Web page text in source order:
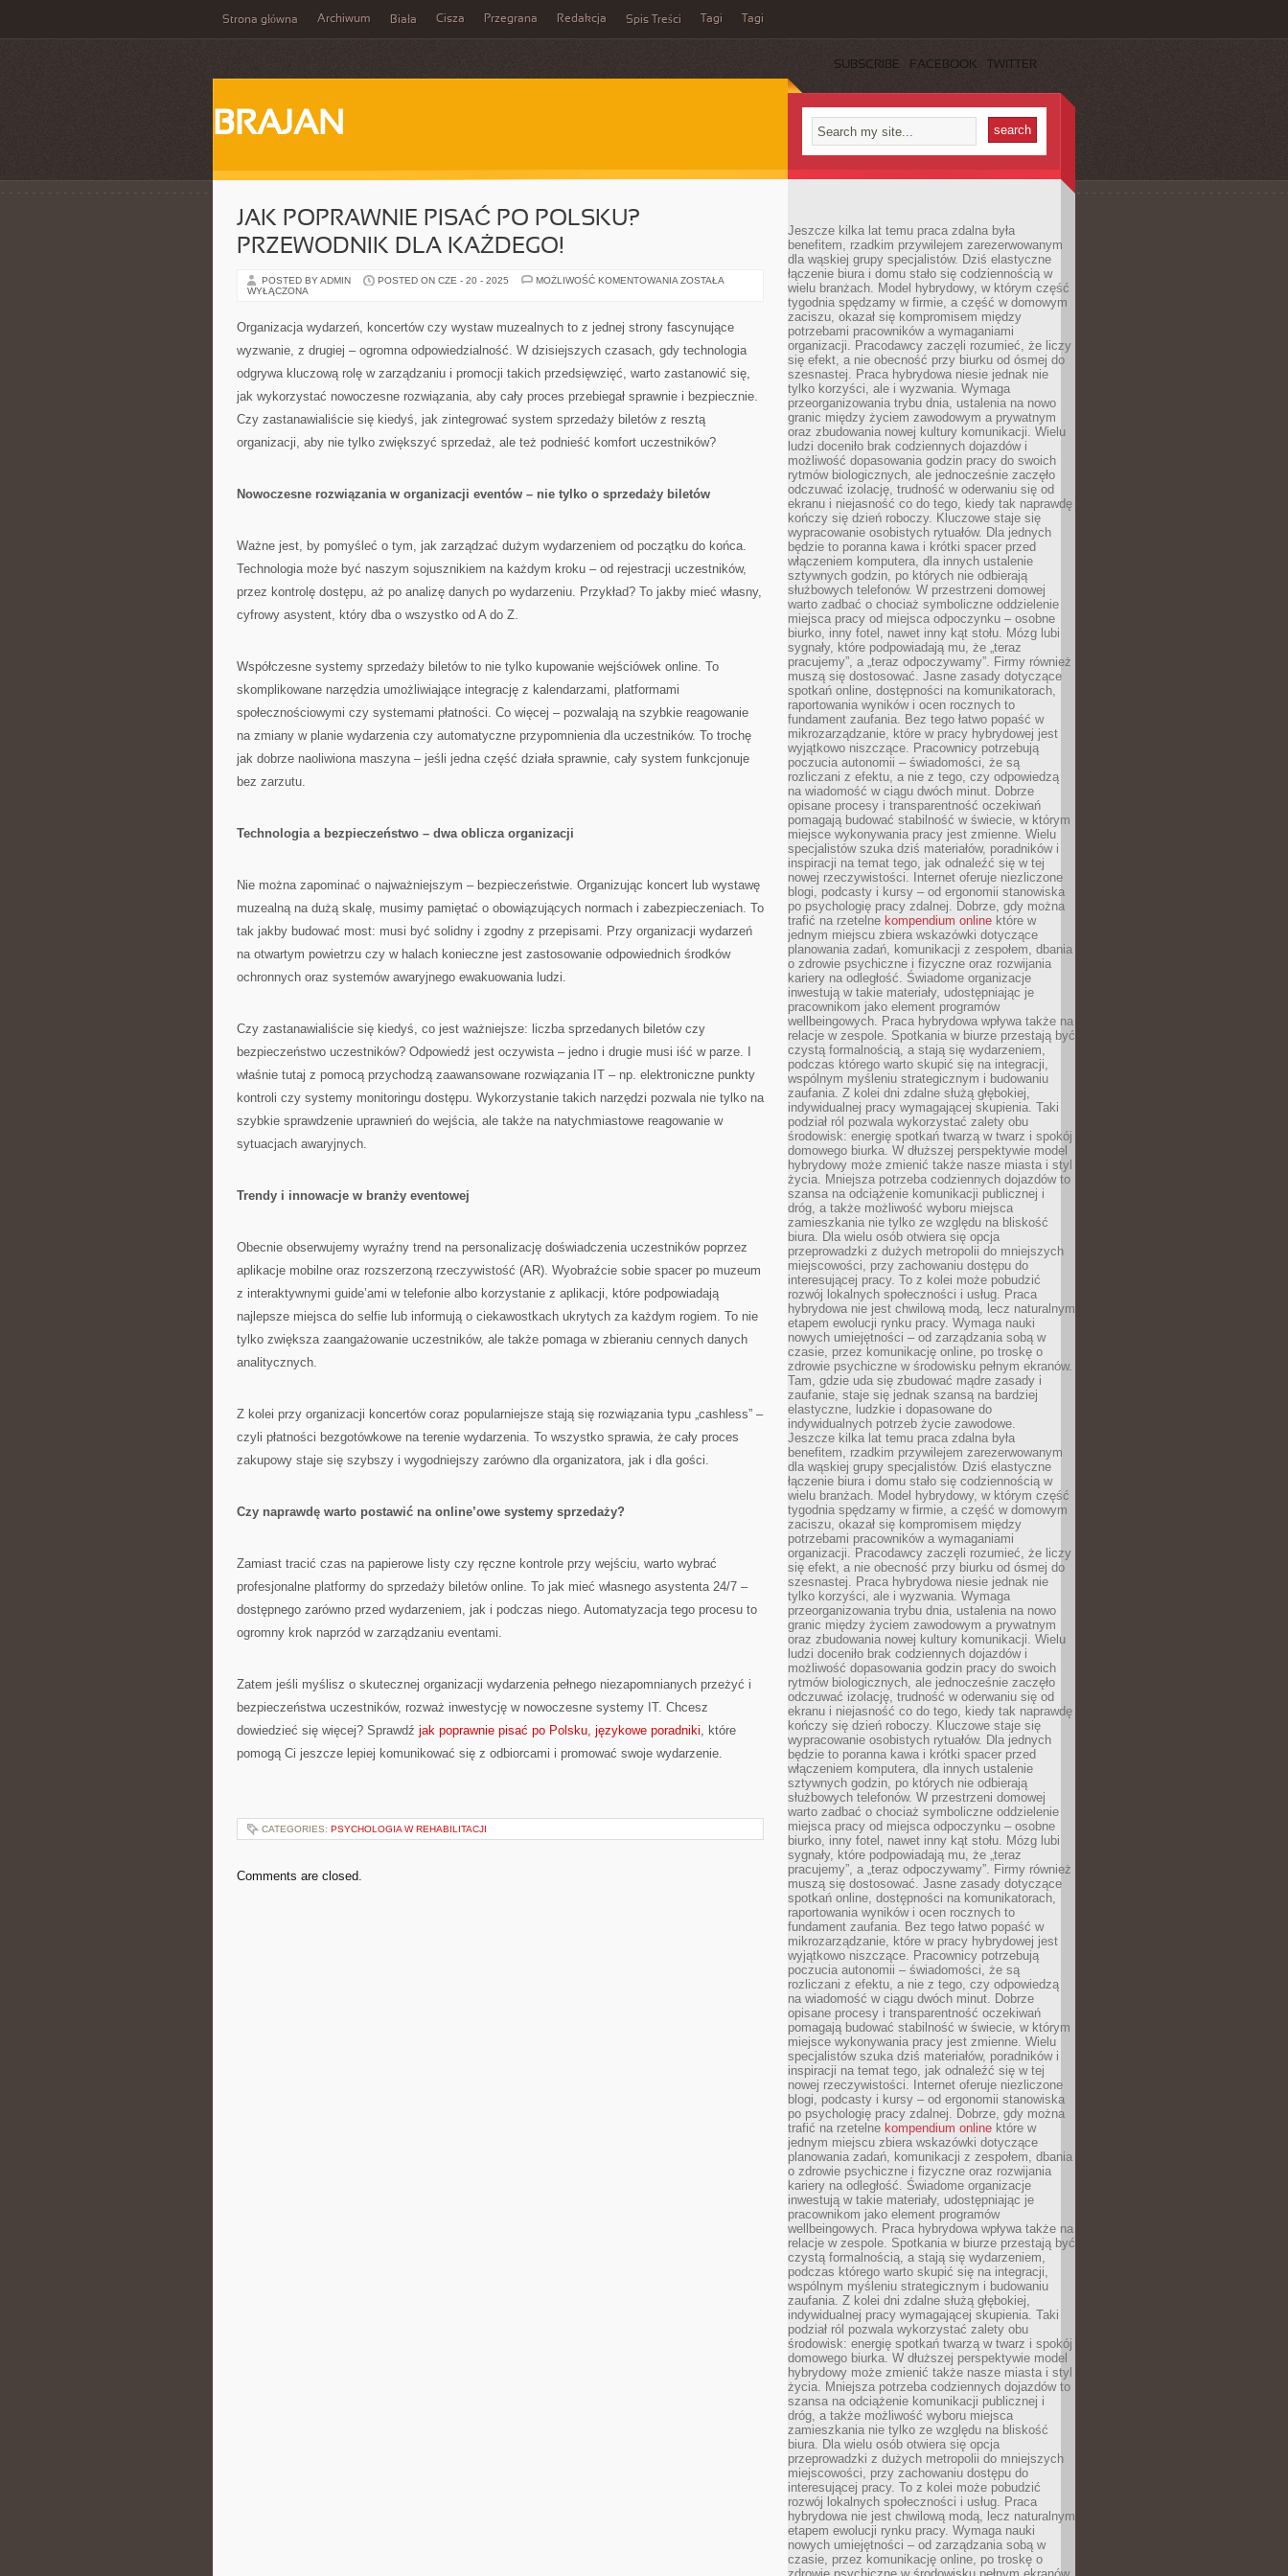
Strona główna Archiwum Biała Cisza Przegrana Redakcja Spis Treści Tagi Tagi
SUBSCRIBE FACEBOOK TWITTER
BRAJAN
JAK POPRAWNIE PISAĆ PO POLSKU?
PRZEWODNIK DLA KAŻDEGO!
POSTED BY ADMIN POSTED ON CZE - 20 - 2025 MOŻLIWOŚĆ KOMENTOWANIA JAK
POLSKU?
PRZEWODNIK
KAŻDEGO!
ZOSTAŁA
WYŁĄCZONA
Organizacja wydarzeń, koncertów czy wystaw muzealnych to z jednej strony fascynujące
wyzwanie, z drugiej – ogromna odpowiedzialność. W dzisiejszych czasach, gdy technologia
odgrywa kluczową rolę w zarządzaniu i promocji takich przedsięwzięć, warto zastanowić się,
jak wykorzystać nowoczesne rozwiązania, aby cały proces przebiegał sprawnie i bezpiecznie.
Czy zastanawialiście się kiedyś, jak zintegrować system sprzedaży biletów z resztą
organizacji, aby nie tylko zwiększyć sprzedaż, ale też podnieść komfort uczestników?
Nowoczesne rozwiązania w organizacji eventów – nie tylko o sprzedaży biletów
Ważne jest, by pomyśleć o tym, jak zarządzać dużym wydarzeniem od początku do końca.
Technologia może być naszym sojusznikiem na każdym kroku – od rejestracji uczestników,
przez kontrolę dostępu, aż po analizę danych po wydarzeniu. Przykład? To jakby mieć własny,
cyfrowy asystent, który dba o wszystko od A do Z.
Współczesne systemy sprzedaży biletów to nie tylko kupowanie wejściówek online. To
skomplikowane narzędzia umożliwiające integrację z kalendarzami, platformami
społecznościowymi czy systemami płatności. Co więcej – pozwalają na szybkie reagowanie
na zmiany w planie wydarzenia czy automatyczne przypomnienia dla uczestników. To trochę
jak dobrze naoliwiona maszyna – jeśli jedna część działa sprawnie, cały system funkcjonuje
bez zarzutu.
Technologia a bezpieczeństwo – dwa oblicza organizacji
Nie można zapominać o najważniejszym – bezpieczeństwie. Organizując koncert lub wystawę
muzealną na dużą skalę, musimy pamiętać o obowiązujących normach i zabezpieczeniach. To
tak jakby budować most: musi być solidny i zgodny z przepisami. Przy organizacji wydarzeń
na otwartym powietrzu czy w halach konieczne jest zastosowanie odpowiednich środków
ochronnych oraz systemów awaryjnego ewakuowania ludzi.
Czy zastanawialiście się kiedyś, co jest ważniejsze: liczba sprzedanych biletów czy
bezpieczeństwo uczestników? Odpowiedź jest oczywista – jedno i drugie musi iść w parze. I
właśnie tutaj z pomocą przychodzą zaawansowane rozwiązania IT – np. elektroniczne punkty
kontroli czy systemy monitoringu dostępu. Wykorzystanie takich narzędzi pozwala nie tylko na
szybkie sprawdzenie uprawnień do wejścia, ale także na natychmiastowe reagowanie w
sytuacjach awaryjnych.
Trendy i innowacje w branży eventowej
Obecnie obserwujemy wyraźny trend na personalizację doświadczenia uczestników poprzez
aplikacje mobilne oraz rozszerzoną rzeczywistość (AR). Wyobraźcie sobie spacer po muzeum
z interaktywnymi guide’ami w telefonie albo korzystanie z aplikacji, które podpowiadają
najlepsze miejsca do selfie lub informują o ciekawostkach ukrytych za każdym rogiem. To nie
tylko zwiększa zaangażowanie uczestników, ale także pomaga w zbieraniu cennych danych
analitycznych.
Z kolei przy organizacji koncertów coraz popularniejsze stają się rozwiązania typu „cashless” –
czyli płatności bezgotówkowe na terenie wydarzenia. To wszystko sprawia, że cały proces
zakupowy staje się szybszy i wygodniejszy zarówno dla organizatora, jak i dla gości.
Czy naprawdę warto postawić na online’owe systemy sprzedaży?
Zamiast tracić czas na papierowe listy czy ręczne kontrole przy wejściu, warto wybrać
profesjonalne platformy do sprzedaży biletów online. To jak mieć własnego asystenta 24/7 –
dostępnego zarówno przed wydarzeniem, jak i podczas niego. Automatyzacja tego procesu to
ogromny krok naprzód w zarządzaniu eventami.
Zatem jeśli myślisz o skutecznej organizacji wydarzenia pełnego niezapomnianych przeżyć i
bezpieczeństwa uczestników, rozważ inwestycję w nowoczesne systemy IT. Chcesz
dowiedzieć się więcej? Sprawdź jak poprawnie pisać po Polsku, językowe poradniki, które
pomogą Ci jeszcze lepiej komunikować się z odbiorcami i promować swoje wydarzenie.
CATEGORIES: PSYCHOLOGIA W REHABILITACJI
Comments are closed.
Jeszcze kilka lat temu praca zdalna była
benefitem, rzadkim przywilejem zarezerwowanym
dla wąskiej grupy specjalistów. Dziś elastyczne
łączenie biura i domu stało się codziennością w
wielu branżach. Model hybrydowy, w którym część
tygodnia spędzamy w firmie, a część w domowym
zaciszu, okazał się kompromisem między
potrzebami pracowników a wymaganiami
organizacji. Pracodawcy zaczęli rozumieć, że liczy
się efekt, a nie obecność przy biurku od ósmej do
szesnastej. Praca hybrydowa niesie jednak nie
tylko korzyści, ale i wyzwania. Wymaga
przeorganizowania trybu dnia, ustalenia na nowo
granic między życiem zawodowym a prywatnym
oraz zbudowania nowej kultury komunikacji. Wielu
ludzi doceniło brak codziennych dojazdów i
możliwość dopasowania godzin pracy do swoich
rytmów biologicznych, ale jednocześnie zaczęło
odczuwać izolację, trudność w oderwaniu się od
ekranu i niejasność co do tego, kiedy tak naprawdę
kończy się dzień roboczy. Kluczowe staje się
wypracowanie osobistych rytuałów. Dla jednych
będzie to poranna kawa i krótki spacer przed
włączeniem komputera, dla innych ustalenie
sztywnych godzin, po których nie odbierają
służbowych telefonów. W przestrzeni domowej
warto zadbać o chociaż symboliczne oddzielenie
miejsca pracy od miejsca odpoczynku – osobne
biurko, inny fotel, nawet inny kąt stołu. Mózg lubi
sygnały, które podpowiadają mu, że „teraz
pracujemy”, a „teraz odpoczywamy”. Firmy również
muszą się dostosować. Jasne zasady dotyczące
spotkań online, dostępności na komunikatorach,
raportowania wyników i ocen rocznych to
fundament zaufania. Bez tego łatwo popaść w
mikrozarządzanie, które w pracy hybrydowej jest
wyjątkowo niszczące. Pracownicy potrzebują
poczucia autonomii – świadomości, że są
rozliczani z efektu, a nie z tego, czy odpowiedzą
na wiadomość w ciągu dwóch minut. Dobrze
opisane procesy i transparentność oczekiwań
pomagają budować stabilność w świecie, w którym
miejsce wykonywania pracy jest zmienne. Wielu
specjalistów szuka dziś materiałów, poradników i
inspiracji na temat tego, jak odnaleźć się w tej
nowej rzeczywistości. Internet oferuje niezliczone
blogi, podcasty i kursy – od ergonomii stanowiska
po psychologię pracy zdalnej. Dobrze, gdy można
trafić na rzetelne kompendium online które w
jednym miejscu zbiera wskazówki dotyczące
planowania zadań, komunikacji z zespołem, dbania
o zdrowie psychiczne i fizyczne oraz rozwijania
kariery na odległość. Świadome organizacje
inwestują w takie materiały, udostępniając je
pracownikom jako element programów
wellbeingowych. Praca hybrydowa wpływa także na
relacje w zespole. Spotkania w biurze przestają być
czystą formalnością, a stają się wydarzeniem,
podczas którego warto skupić się na integracji,
wspólnym myśleniu strategicznym i budowaniu
zaufania. Z kolei dni zdalne służą głębokiej,
indywidualnej pracy wymagającej skupienia. Taki
podział ról pozwala wykorzystać zalety obu
środowisk: energię spotkań twarzą w twarz i spokój
domowego biurka. W dłuższej perspektywie model
hybrydowy może zmienić także nasze miasta i styl
życia. Mniejsza potrzeba codziennych dojazdów to
szansa na odciążenie komunikacji publicznej i
dróg, a także możliwość wyboru miejsca
zamieszkania nie tylko ze względu na bliskość
biura. Dla wielu osób otwiera się opcja
przeprowadzki z dużych metropolii do mniejszych
miejscowości, przy zachowaniu dostępu do
interesującej pracy. To z kolei może pobudzić
rozwój lokalnych społeczności i usług. Praca
hybrydowa nie jest chwilową modą, lecz naturalnym
etapem ewolucji rynku pracy. Wymaga nauki
nowych umiejętności – od zarządzania sobą w
czasie, przez komunikację online, po troskę o
zdrowie psychiczne w środowisku pełnym ekranów.
Tam, gdzie uda się zbudować mądre zasady i
zaufanie, staje się jednak szansą na bardziej
elastyczne, ludzkie i dopasowane do
indywidualnych potrzeb życie zawodowe.
Jeszcze kilka lat temu praca zdalna była
benefitem, rzadkim przywilejem zarezerwowanym
dla wąskiej grupy specjalistów. Dziś elastyczne
łączenie biura i domu stało się codziennością w
wielu branżach. Model hybrydowy, w którym część
tygodnia spędzamy w firmie, a część w domowym
zaciszu, okazał się kompromisem między
potrzebami pracowników a wymaganiami
organizacji. Pracodawcy zaczęli rozumieć, że liczy
się efekt, a nie obecność przy biurku od ósmej do
szesnastej. Praca hybrydowa niesie jednak nie
tylko korzyści, ale i wyzwania. Wymaga
przeorganizowania trybu dnia, ustalenia na nowo
granic między życiem zawodowym a prywatnym
oraz zbudowania nowej kultury komunikacji. Wielu
ludzi doceniło brak codziennych dojazdów i
możliwość dopasowania godzin pracy do swoich
rytmów biologicznych, ale jednocześnie zaczęło
odczuwać izolację, trudność w oderwaniu się od
ekranu i niejasność co do tego, kiedy tak naprawdę
kończy się dzień roboczy. Kluczowe staje się
wypracowanie osobistych rytuałów. Dla jednych
będzie to poranna kawa i krótki spacer przed
włączeniem komputera, dla innych ustalenie
sztywnych godzin, po których nie odbierają
służbowych telefonów. W przestrzeni domowej
warto zadbać o chociaż symboliczne oddzielenie
miejsca pracy od miejsca odpoczynku – osobne
biurko, inny fotel, nawet inny kąt stołu. Mózg lubi
sygnały, które podpowiadają mu, że „teraz
pracujemy”, a „teraz odpoczywamy”. Firmy również
muszą się dostosować. Jasne zasady dotyczące
spotkań online, dostępności na komunikatorach,
raportowania wyników i ocen rocznych to
fundament zaufania. Bez tego łatwo popaść w
mikrozarządzanie, które w pracy hybrydowej jest
wyjątkowo niszczące. Pracownicy potrzebują
poczucia autonomii – świadomości, że są
rozliczani z efektu, a nie z tego, czy odpowiedzą
na wiadomość w ciągu dwóch minut. Dobrze
opisane procesy i transparentność oczekiwań
pomagają budować stabilność w świecie, w którym
miejsce wykonywania pracy jest zmienne. Wielu
specjalistów szuka dziś materiałów, poradników i
inspiracji na temat tego, jak odnaleźć się w tej
nowej rzeczywistości. Internet oferuje niezliczone
blogi, podcasty i kursy – od ergonomii stanowiska
po psychologię pracy zdalnej. Dobrze, gdy można
trafić na rzetelne kompendium online które w
jednym miejscu zbiera wskazówki dotyczące
planowania zadań, komunikacji z zespołem, dbania
o zdrowie psychiczne i fizyczne oraz rozwijania
kariery na odległość. Świadome organizacje
inwestują w takie materiały, udostępniając je
pracownikom jako element programów
wellbeingowych. Praca hybrydowa wpływa także na
relacje w zespole. Spotkania w biurze przestają być
czystą formalnością, a stają się wydarzeniem,
podczas którego warto skupić się na integracji,
wspólnym myśleniu strategicznym i budowaniu
zaufania. Z kolei dni zdalne służą głębokiej,
indywidualnej pracy wymagającej skupienia. Taki
podział ról pozwala wykorzystać zalety obu
środowisk: energię spotkań twarzą w twarz i spokój
domowego biurka. W dłuższej perspektywie model
hybrydowy może zmienić także nasze miasta i styl
życia. Mniejsza potrzeba codziennych dojazdów to
szansa na odciążenie komunikacji publicznej i
dróg, a także możliwość wyboru miejsca
zamieszkania nie tylko ze względu na bliskość
biura. Dla wielu osób otwiera się opcja
przeprowadzki z dużych metropolii do mniejszych
miejscowości, przy zachowaniu dostępu do
interesującej pracy. To z kolei może pobudzić
rozwój lokalnych społeczności i usług. Praca
hybrydowa nie jest chwilową modą, lecz naturalnym
etapem ewolucji rynku pracy. Wymaga nauki
nowych umiejętności – od zarządzania sobą w
czasie, przez komunikację online, po troskę o